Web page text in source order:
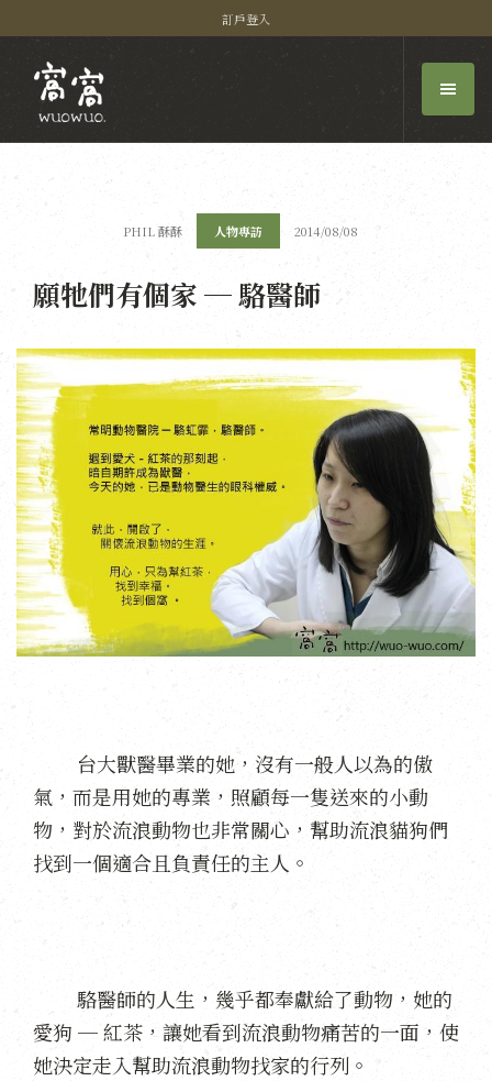
訂戶登入
PHIL 酥酥 人物專訪 2014/08/08
願牠們有個家 ─ 駱醫師
台大獸醫畢業的她，沒有一般人以為的傲
氣，而是用她的專業，照顧每一隻送來的小動
物，對於流浪動物也非常關心，幫助流浪貓狗們
找到一個適合且負責任的主人。
駱醫師的人生，幾乎都奉獻給了動物，她的
愛狗 ─ 紅茶，讓她看到流浪動物痛苦的一面，使
她決定走入幫助流浪動物找家的行列。